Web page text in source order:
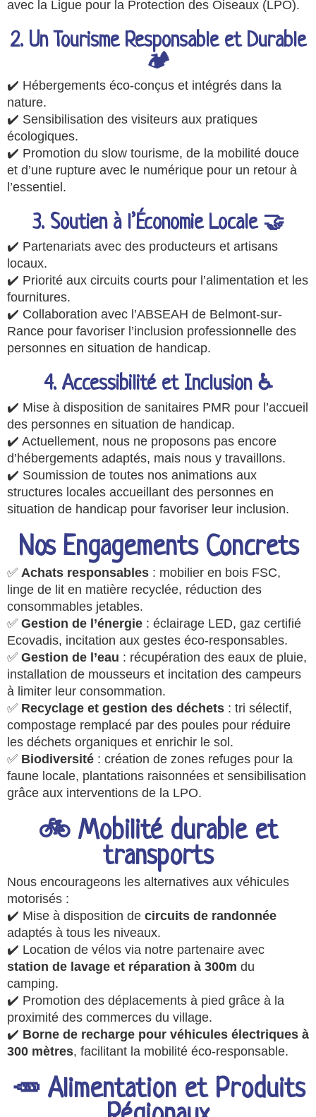
avec la Ligue pour la Protection des Oiseaux (LPO).
2. Un Tourisme Responsable et Durable
🏕️
✔️ Hébergements éco-conçus et intégrés dans la
nature.
✔️ Sensibilisation des visiteurs aux pratiques
écologiques.
✔️ Promotion du slow tourisme, de la mobilité douce
et d’une rupture avec le numérique pour un retour à
l’essentiel.
3. Soutien à l’Économie Locale 🤝
✔️ Partenariats avec des producteurs et artisans
locaux.
✔️ Priorité aux circuits courts pour l’alimentation et les
fournitures.
✔️ Collaboration avec l’ABSEAH de Belmont-sur-
Rance pour favoriser l’inclusion professionnelle des
personnes en situation de handicap.
4. Accessibilité et Inclusion ♿
✔️ Mise à disposition de sanitaires PMR pour l’accueil
des personnes en situation de handicap.
✔️ Actuellement, nous ne proposons pas encore
d’hébergements adaptés, mais nous y travaillons.
✔️ Soumission de toutes nos animations aux
structures locales accueillant des personnes en
situation de handicap pour favoriser leur inclusion.
Nos Engagements Concrets
✅ Achats responsables : mobilier en bois FSC,
linge de lit en matière recyclée, réduction des
consommables jetables.
✅ Gestion de l’énergie : éclairage LED, gaz certifié
Ecovadis, incitation aux gestes éco-responsables.
✅ Gestion de l’eau : récupération des eaux de pluie,
installation de mousseurs et incitation des campeurs
à limiter leur consommation.
✅ Recyclage et gestion des déchets : tri sélectif,
compostage remplacé par des poules pour réduire
les déchets organiques et enrichir le sol.
✅ Biodiversité : création de zones refuges pour la
faune locale, plantations raisonnées et sensibilisation
grâce aux interventions de la LPO.
🚲 Mobilité durable et
transports
Nous encourageons les alternatives aux véhicules
motorisés :
✔️ Mise à disposition de circuits de randonnée
adaptés à tous les niveaux.
✔️ Location de vélos via notre partenaire avec
station de lavage et réparation à 300m du
camping.
✔️ Promotion des déplacements à pied grâce à la
proximité des commerces du village.
✔️ Borne de recharge pour véhicules électriques à
300 mètres, facilitant la mobilité éco-responsable.
🥕 Alimentation et Produits